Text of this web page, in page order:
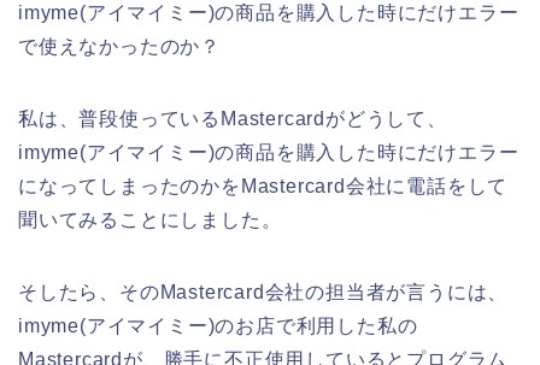
imyme(アイマイミー)の商品を購入した時にだけエラー
で使えなかったのか？
私は、普段使っているMastercardがどうして、
imyme(アイマイミー)の商品を購入した時にだけエラー
になってしまったのかをMastercard会社に電話をして
聞いてみることにしました。
そしたら、そのMastercard会社の担当者が言うには、
imyme(アイマイミー)のお店で利用した私の
Mastercardが、勝手に不正使用しているとプログラム